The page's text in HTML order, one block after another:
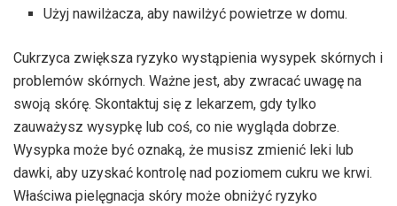
Użyj nawilżacza, aby nawilżyć powietrze w domu.
Cukrzyca zwiększa ryzyko wystąpienia wysypek skórnych i
problemów skórnych. Ważne jest, aby zwracać uwagę na
swoją skórę. Skontaktuj się z lekarzem, gdy tylko
zauważysz wysypkę lub coś, co nie wygląda dobrze.
Wysypka może być oznaką, że musisz zmienić leki lub
dawki, aby uzyskać kontrolę nad poziomem cukru we krwi.
Właściwa pielęgnacja skóry może obniżyć ryzyko